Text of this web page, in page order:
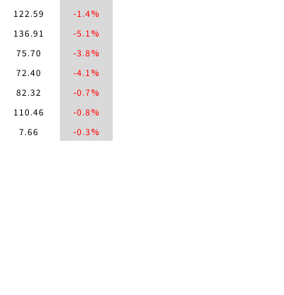
122.59
-1.4%
136.91
-5.1%
75.70
-3.8%
72.40
-4.1%
82.32
-0.7%
110.46
-0.8%
7.66 -0.3%